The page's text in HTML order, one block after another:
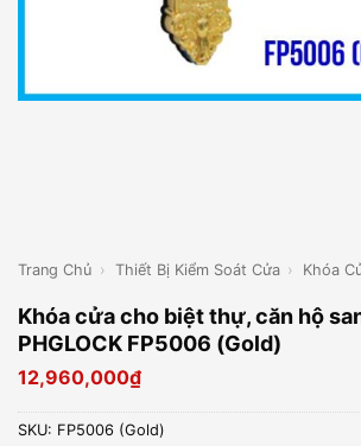
Trang Chủ › Thiết Bị Kiểm Soát Cửa › Khóa
Khóa cửa cho biệt thự, căn hộ
PHGLOCK FP5006 (Gold)
12,960,000₫
SKU: FP5006 (Gold)